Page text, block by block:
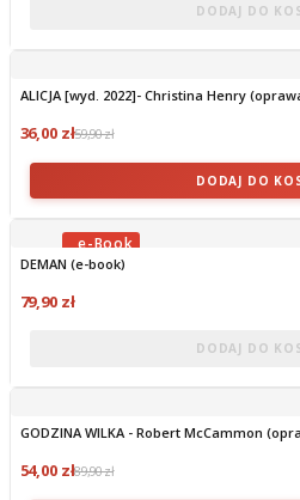
DODAJ DO
ALICJA [wyd. 2022]- Christina Henry
36,00 zł59,90 zł
DODAJ DO
OBECNIE BRAK NA STANIE
DEMAN (e-book)
79,90 zł
DODAJ DO
GODZINA WILKA - Robert McCammon
54,00 zł89,90 zł